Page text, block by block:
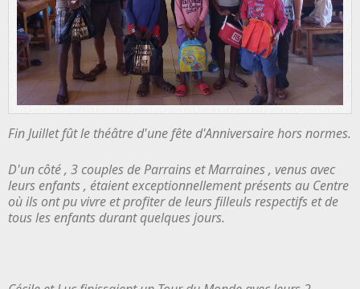
Fin Juillet fût le théâtre d'une fête d'Anniversaire hors normes.
D'un côté , 3 couples de Parrains et Marraines , venus avec
leurs enfants , étaient exceptionnellement présents au Centre
où ils ont pu vivre et profiter de leurs filleuls respectifs et de
tous les enfants durant quelques jours.